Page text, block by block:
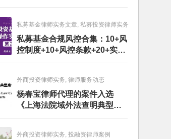
私募基金律师实务文章, 私募投资律师实务
私募基金合规风控合集：10+风
控制度+10+风控条款+20+实务
文章+每月动态
外商投资律师实务, 律师服务动态
杨春宝律师代理的案件入选
《上海法院域外法查明典型案
例》
外商投资律师实务, 投融资律师案例